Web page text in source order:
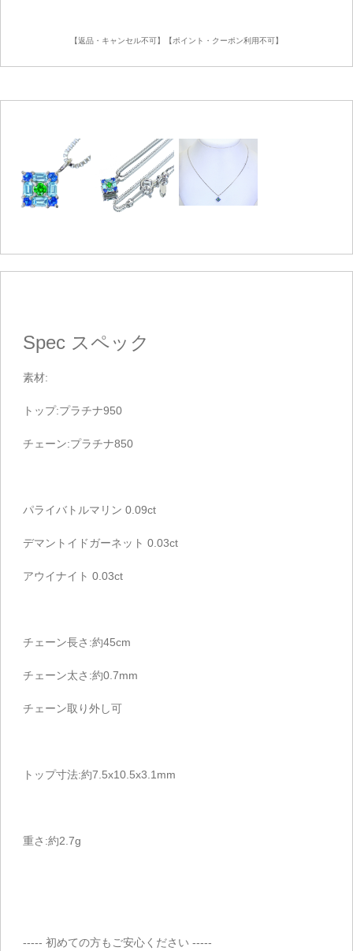
【返品・キャンセル不可】【ポイント・クーポン利用不可】
Spec スペック
素材:
トップ:プラチナ950
チェーン:プラチナ850
パライバトルマリン 0.09ct
デマントイドガーネット 0.03ct
アウイナイト 0.03ct
チェーン長さ:約45cm
チェーン太さ:約0.7mm
チェーン取り外し可
トップ寸法:約7.5x10.5x3.1mm
重さ:約2.7g
----- 初めての方もご安心ください -----